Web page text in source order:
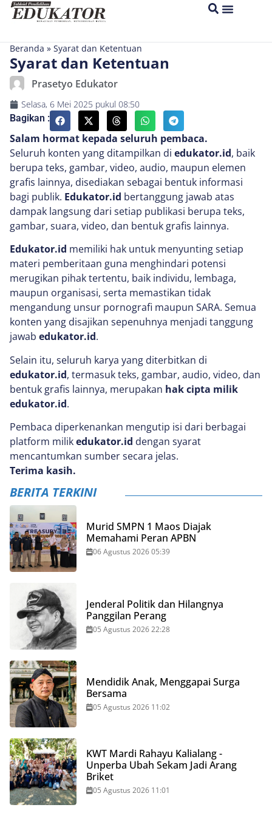
Beranda » Syarat dan Ketentuan
Syarat dan Ketentuan
Prasetyo Edukator
Selasa, 6 Mei 2025 pukul 08:50
Bagikan :
Salam hormat kepada seluruh pembaca.
Seluruh konten yang ditampilkan di edukator.id, baik
berupa teks, gambar, video, audio, maupun elemen
grafis lainnya, disediakan sebagai bentuk informasi
bagi publik. Edukator.id bertanggung jawab atas
dampak langsung dari setiap publikasi berupa teks,
gambar, suara, video, dan bentuk grafis lainnya.
Edukator.id memiliki hak untuk menyunting setiap
materi pemberitaan guna menghindari potensi
merugikan pihak tertentu, baik individu, lembaga,
maupun organisasi, serta memastikan tidak
mengandung unsur pornografi maupun SARA. Semua
konten yang disajikan sepenuhnya menjadi tanggung
jawab edukator.id.
Selain itu, seluruh karya yang diterbitkan di
edukator.id, termasuk teks, gambar, audio, video, dan
bentuk grafis lainnya, merupakan hak cipta milik
edukator.id.
Pembaca diperkenankan mengutip isi dari berbagai
platform milikedukator.id dengan syarat
mencantumkan sumber secara jelas.
Terima kasih.
BERITA TERKINI
Murid SMPN 1 Maos Diajak
Memahami Peran APBN
06 Agustus 2026 05:39
Jenderal Politik dan Hilangnya
Panggilan Perang
05 Agustus 2026 22:28
Mendidik Anak, Menggapai Surga
Bersama
05 Agustus 2026 11:02
KWT Mardi Rahayu Kalialang -
Unperba Ubah Sekam Jadi Arang
Briket
05 Agustus 2026 11:01